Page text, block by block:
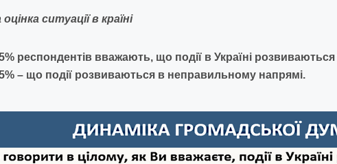
ситуації в країні
респондентів вважають, що події в Україні розвиваються
– що події розвиваються в неправильному напрямі.